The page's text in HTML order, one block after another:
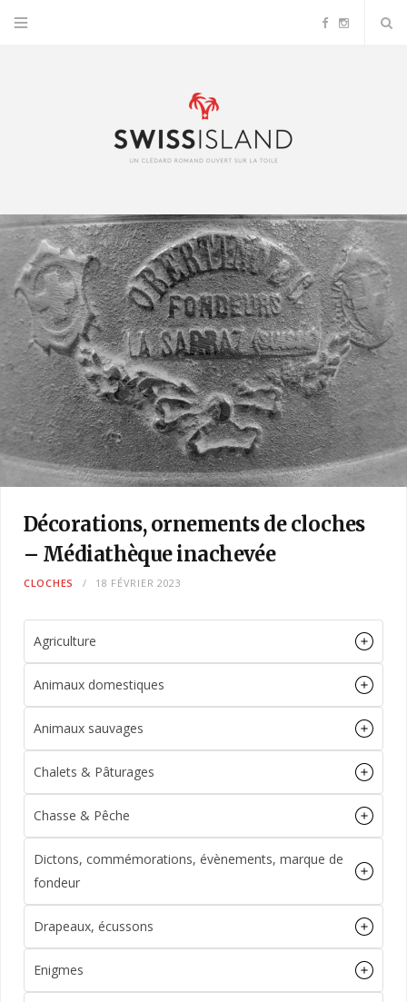
F
o
o
k
I
g
r
a
m
Décorations, ornements de cloches
– Médiathèque inachevée
CLOCHES 18 FÉVRIER 2023
Agriculture
Animaux domestiques
Animaux sauvages
Chalets & Pâturages
Chasse & Pêche
Dictons, commémorations, évènements, marque de
fondeur
Drapeaux, écussons
Enigmes